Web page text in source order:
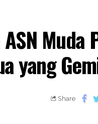
Muda
yang
Share